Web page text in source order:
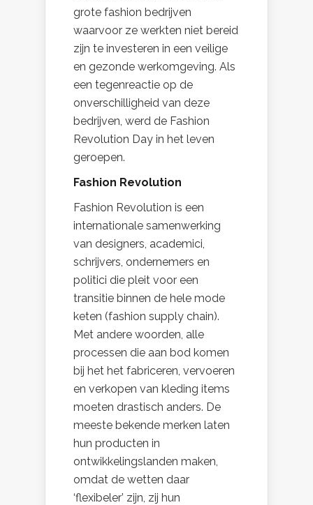
grote fashion bedrijven
waarvoor ze werkten niet bereid
zijn te investeren in een veilige
en gezonde werkomgeving. Als
een tegenreactie op de
onverschilligheid van deze
bedrijven, werd de Fashion
Revolution Day in het leven
geroepen.
Fashion Revolution
Fashion Revolution is een
internationale samenwerking
van designers, academici,
schrijvers, ondernemers en
politici die pleit voor een
transitie binnen de hele mode
keten (fashion supply chain).
Met andere woorden, alle
processen die aan bod komen
bij het het fabriceren, vervoeren
en verkopen van kleding items
moeten drastisch anders. De
meeste bekende merken laten
hun producten in
ontwikkelingslanden maken,
omdat de wetten daar
‘flexibeler’ zijn, zij hun